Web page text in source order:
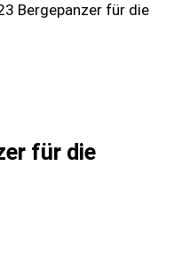
Bergepanzer für die
für die